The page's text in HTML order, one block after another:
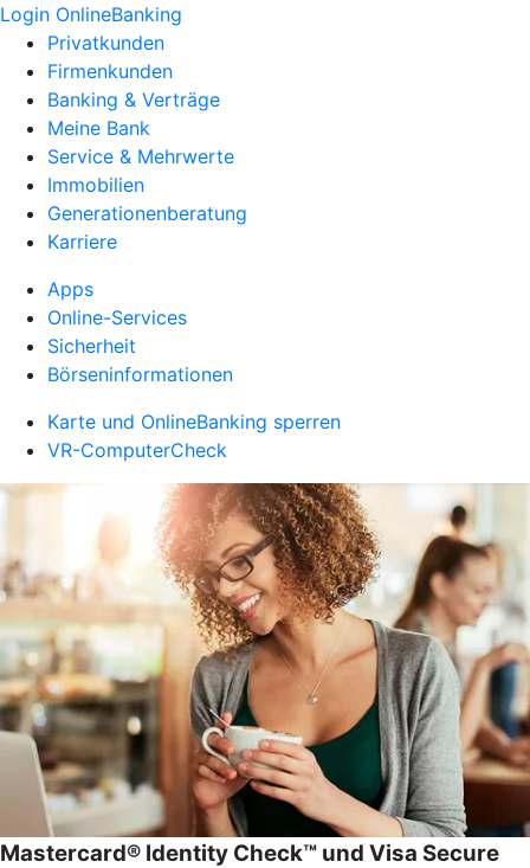
Login OnlineBanking
Privatkunden
Firmenkunden
Banking & Verträge
Meine Bank
Service & Mehrwerte
Immobilien
Generationenberatung
Karriere
Apps
Online-Services
Sicherheit
Börseninformationen
Karte und OnlineBanking sperren
VR-ComputerCheck
Mastercard® Identity Check™ und Visa Secure